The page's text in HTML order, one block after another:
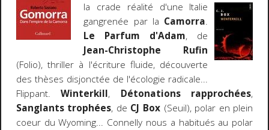
la crade réalité d'une Italie
gangrenée par la Camorra.
Le Parfum d'Adam, de
Jean-Christophe Rufin
(Folio), thriller à l'écriture fluide, découverte
des thèses disjonctée de l'écologie radicale...
Flippant.Winterkill, Détonations rapprochées,
Sanglants trophées, de CJ Box (Seuil), polar en plein
coeur du Wyoming... Connelly nous a habitués au polar